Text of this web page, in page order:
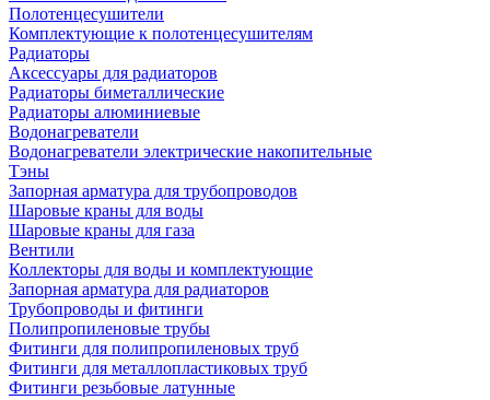
Полотенцесушители
Комплектующие к полотенцесушителям
Радиаторы
Аксессуары для радиаторов
Радиаторы биметаллические
Радиаторы алюминиевые
Водонагреватели
Водонагреватели электрические накопительные
Тэны
Запорная арматура для трубопроводов
Шаровые краны для воды
Шаровые краны для газа
Вентили
Коллекторы для воды и комплектующие
Запорная арматура для радиаторов
Трубопроводы и фитинги
Полипропиленовые трубы
Фитинги для полипропиленовых труб
Фитинги для металлопластиковых труб
Фитинги резьбовые латунные